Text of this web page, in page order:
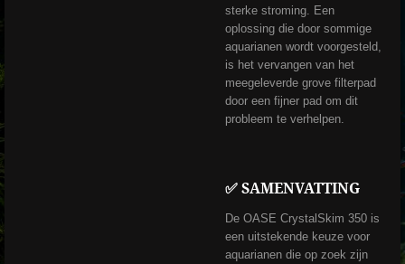
sterke stroming.
Een
oplossing die door sommige
aquarianen wordt voorgesteld,
is het vervangen van het
meegeleverde grove filterpad
door een fijner pad om dit
probleem te verhelpen.
✅ SAMENVATTING
De OASE CrystalSkim 350 is
een uitstekende keuze voor
aquarianen die op zoek zijn